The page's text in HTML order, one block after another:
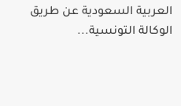
العربية السعودية عن طريق
الوكالة التونسية...